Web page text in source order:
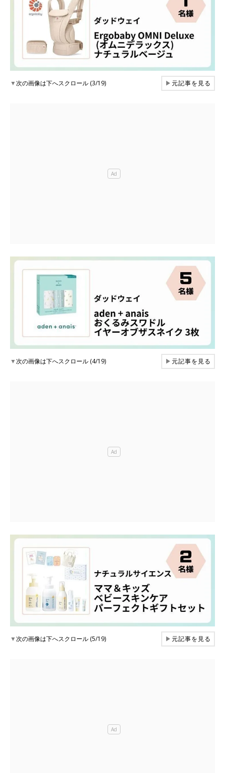
▼次の画像は下へスクロール (3/19) ▶元記事を見る
▼次の画像は下へスクロール (4/19) ▶元記事を見る
▼次の画像は下へスクロール (5/19) ▶元記事を見る